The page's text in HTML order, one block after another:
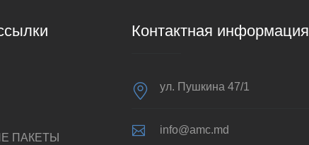
ПАКЕТЫ
Контактная информация
ул. Пушкина 47/1
info@amc.md